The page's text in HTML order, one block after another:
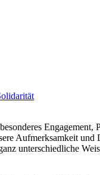
Engagement,
Aufmerksamkeit
unterschiedliche